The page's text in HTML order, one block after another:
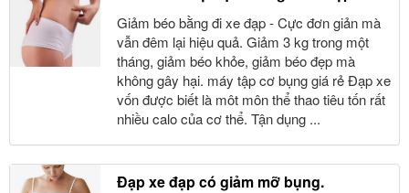
Giảm béo bằng đi xe đạp - Cực đơn giản mà
vẫn đêm lại hiệu quả. Giảm 3 kg trong một
tháng, giảm béo khỏe, giảm béo đẹp mà
không gây hại. máy tập cơ bụng giá rẻ Đạp xe
vốn được biết là môt môn thể thao tiêu tốn rất
nhiều calo của cơ thể. Tận dụng ...
Đạp xe đạp có giảm mỡ bụng.